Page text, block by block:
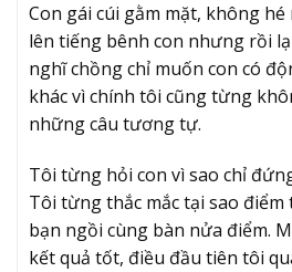
Con gái cúi gằm mặt, không
lên tiếng bênh con nhưng rồi
nghĩ chồng chỉ muốn con có
khác vì chính tôi cũng từng
những câu tương tự.
Tôi từng hỏi con vì sao chỉ
Tôi từng thắc mắc tại sao
bạn ngồi cùng bàn nửa điểm.
kết quả tốt, điều đầu tiên tôi